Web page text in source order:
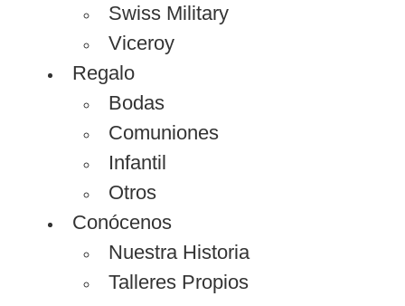
Swiss Military
Viceroy
Regalo
Bodas
Comuniones
Infantil
Otros
Conócenos
Nuestra Historia
Talleres Propios